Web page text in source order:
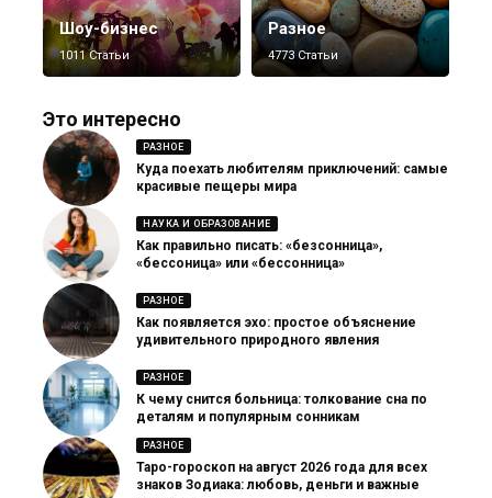
Шоу-бизнес
1011 Статьи
Разное
4773 Статьи
Это интересно
РАЗНОЕ
Куда поехать любителям приключений: самые
красивые пещеры мира
НАУКА И ОБРАЗОВАНИЕ
Как правильно писать: «безсонница»,
«бессоница» или «бессонница»
РАЗНОЕ
Как появляется эхо: простое объяснение
удивительного природного явления
РАЗНОЕ
К чему снится больница: толкование сна по
деталям и популярным сонникам
РАЗНОЕ
Таро-гороскоп на август 2026 года для всех
знаков Зодиака: любовь, деньги и важные